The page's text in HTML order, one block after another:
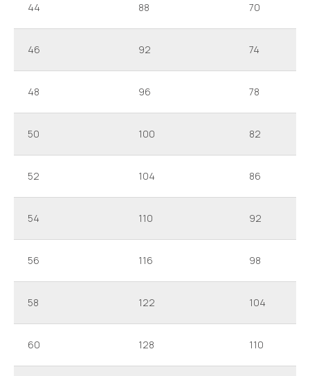
44 88 70
46 92 74
48 96 78
50 100 82
52 104 86
54 110 92
56 116 98
58 122 104
60 128 110